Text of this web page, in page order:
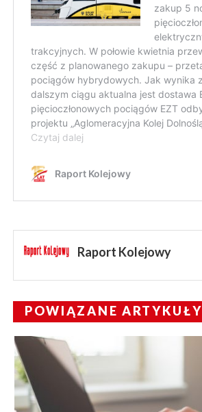
Raport Kolejowy
POWIĄZANE ARTYKUŁY